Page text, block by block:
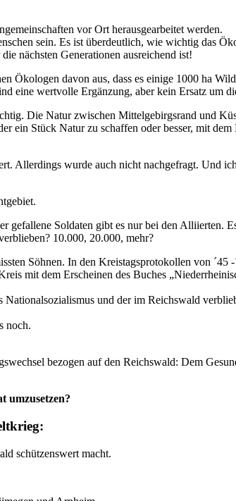
vor Ort herausgearbeitet werden.
sein. Es ist überdeutlich, wie wichtig das
nächsten Generationen ausreichend ist!
davon aus, dass es einige 1000 ha
eine wertvolle Ergänzung, aber kein Ersatz um
Die Natur zwischen Mittelgebirgsrand und
ein Stück Natur zu schaffen oder besser, mit
Allerdings wurde auch nicht nachgefragt. Und
Soldaten gibt es nur bei den Alliierten.
10.000, 20.000, mehr?
Söhnen. In den Kreistagsprotokollen von ´45
mit dem Erscheinen des Buches
und der im Reichswald
noch.
bezogen auf den Reichswald: Dem
umzusetzen?
schützenswert macht.